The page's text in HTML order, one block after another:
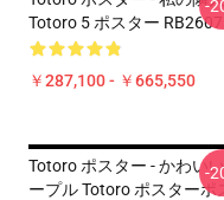
Totoro 5 ポスター RB2607
￥287,100 - ￥665,550
-
Totoro ポスター - かわい
ープル Totoro ポスターポ
-